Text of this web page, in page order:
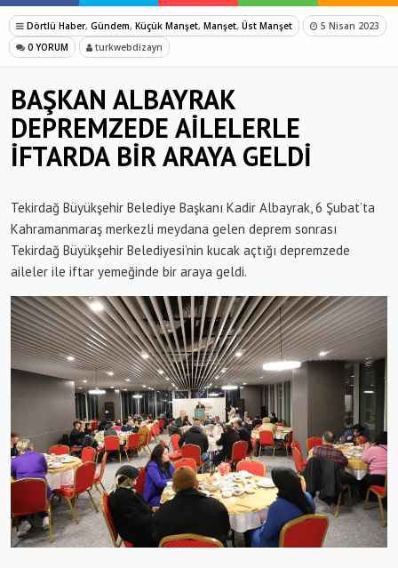
Dörtlü Haber, Gündem, Küçük Manşet, Manşet, Üst Manşet
5 Nisan 2023
0 YORUM
turkwebdizayn
BAŞKAN ALBAYRAK
DEPREMZEDE AİLELERLE
İFTARDA BİR ARAYA GELDİ
Tekirdağ Büyükşehir Belediye Başkanı Kadir Albayrak, 6 Şubat’ta
Kahramanmaraş merkezli meydana gelen deprem sonrası
Tekirdağ Büyükşehir Belediyesi’nin kucak açtığı depremzede
aileler ile iftar yemeğinde bir araya geldi.